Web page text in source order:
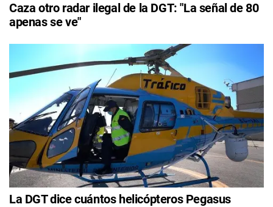
Caza otro radar ilegal de la DGT: "La señal de 80
apenas se ve"
La DGT dice cuántos helicópteros Pegasus